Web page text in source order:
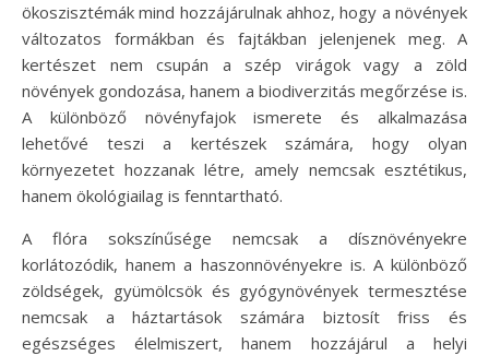
ökoszisztémák mind hozzájárulnak ahhoz, hogy a növények
változatos formákban és fajtákban jelenjenek meg. A
kertészet nem csupán a szép virágok vagy a zöld
növények gondozása, hanem a biodiverzitás megőrzése is.
A különböző növényfajok ismerete és alkalmazása
lehetővé teszi a kertészek számára, hogy olyan
környezetet hozzanak létre, amely nemcsak esztétikus,
hanem ökológiailag is fenntartható.
A flóra sokszínűsége nemcsak a dísznövényekre
korlátozódik, hanem a haszonnövényekre is. A különböző
zöldségek, gyümölcsök és gyógynövények termesztése
nemcsak a háztartások számára biztosít friss és
egészséges élelmiszert, hanem hozzájárul a helyi